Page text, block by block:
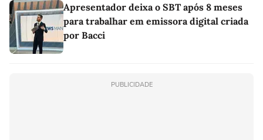
Apresentador deixa o SBT após 8 meses
para trabalhar em emissora digital criada
por Bacci
PUBLICIDADE